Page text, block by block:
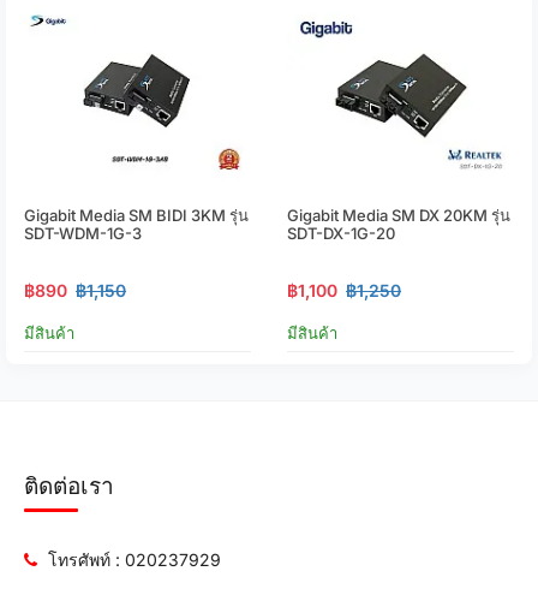
Gigabit Media SM BIDI 3KM รุ่น
SDT-WDM-1G-3
฿890 ฿1,150
มีสินค้า
Gigabit Media SM DX 20KM รุ่น
SDT-DX-1G-20
฿1,100 ฿1,250
มีสินค้า
ติดต่อเรา
โทรศัพท์ : 020237929